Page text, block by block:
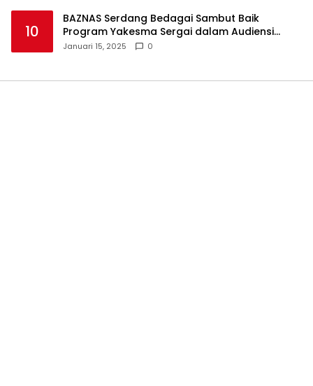
10
BAZNAS Serdang Bedagai Sambut Baik
Program Yakesma Sergai dalam Audiensi
Perkenalan Pengurus Baru
Januari 15, 2025 0